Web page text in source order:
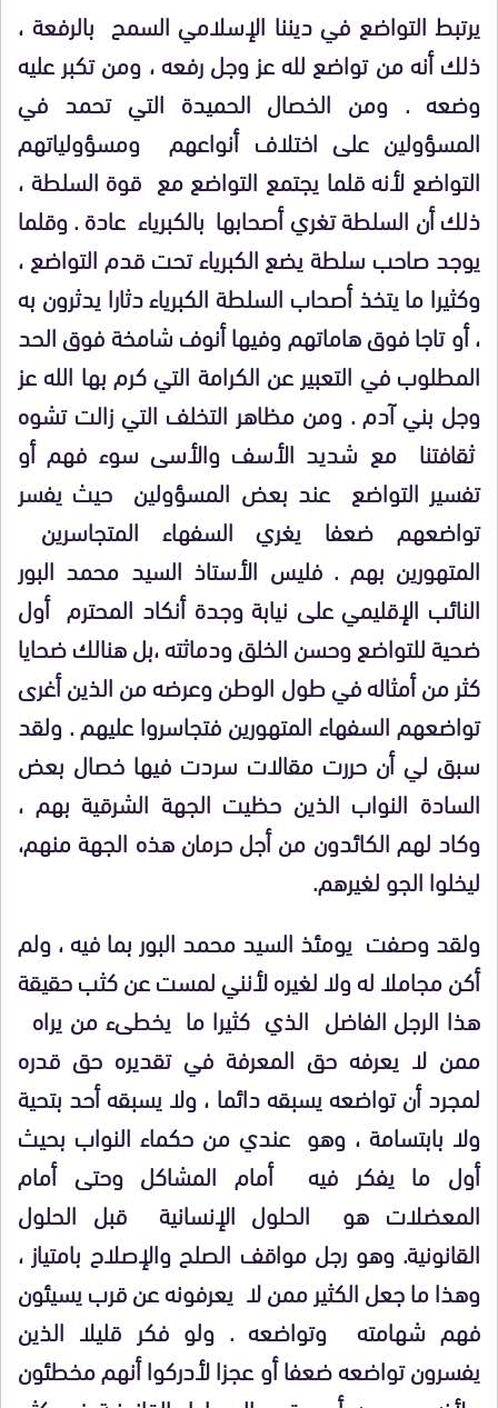
يرتبط التواضع في ديننا الإسلامي السمح بالرفعة ،
ذلك أنه من تواضع لله عز وجل رفعه ، ومن تكبر عليه
وضعه . ومن الخصال الحميدة التي تحمد في
المسؤولين على اختلاف أنواعهم ومسؤولياتهم
التواضع لأنه قلما يجتمع التواضع مع قوة السلطة ،
ذلك أن السلطة تغري أصحابها بالكبرياء عادة . وقلما
يوجد صاحب سلطة يضع الكبرياء تحت قدم التواضع ،
وكثيرا ما يتخذ أصحاب السلطة الكبرياء دثارا يدثرون به
، أو تاجا فوق هاماتهم وفيها أنوف شامخة فوق الحد
المطلوب في التعبير عن الكرامة التي كرم بها الله عز
وجل بني آدم . ومن مظاهر التخلف التي زالت تشوه
ثقافتنا مع شديد الأسف والأسى سوء فهم أو
تفسير التواضع عند بعض المسؤولين حيث يفسر
تواضعهم ضعفا يغري السفهاء المتجاسرين
المتهورين بهم . فليس الأستاذ السيد محمد البور
النائب الإقليمي على نيابة وجدة أنكاد المحترم أول
ضحية للتواضع وحسن الخلق ودماثته ،بل هنالك ضحايا
كثر من أمثاله في طول الوطن وعرضه من الذين أغرى
تواضعهم السفهاء المتهورين فتجاسروا عليهم . ولقد
سبق لي أن حررت مقالات سردت فيها خصال بعض
السادة النواب الذين حظيت الجهة الشرقية بهم ،
وكاد لهم الكائدون من أجل حرمان هذه الجهة منهم،
ليخلوا الجو لغيرهم.
ولقد وصفت يومئذ السيد محمد البور بما فيه ، ولم
أكن مجاملا له ولا لغيره لأنني لمست عن كثب حقيقة
هذا الرجل الفاضل الذي كثيرا ما يخطىء من يراه
ممن لا يعرفه حق المعرفة في تقديره حق قدره
لمجرد أن تواضعه يسبقه دائما ، ولا يسبقه أحد بتحية
ولا بابتسامة ، وهو عندي من حكماء النواب بحيث
أول ما يفكر فيه أمام المشاكل وحتى أمام
المعضلات هو الحلول الإنسانية قبل الحلول
القانونية. وهو رجل مواقف الصلح والإصلاح بامتياز ،
وهذا ما جعل الكثير ممن لا يعرفونه عن قرب يسيئون
فهم شهامته وتواضعه . ولو فكر قليلا الذين
يفسرون تواضعه ضعفا أو عجزا لأدركوا أنهم مخطئون